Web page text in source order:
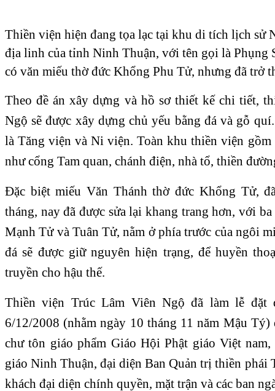
Thiền viện hiện đang tọa lạc tại khu di tích lịch sử
địa linh của tỉnh Ninh Thuận, với tên gọi là Phụng
có văn miếu thờ đức Khổng Phu Tử, nhưng đã trở
Theo đề án xây dựng và hồ sơ thiết kế chi tiết,
Ngộ sẽ được xây dựng chủ yếu bằng đá và gỗ
là Tăng viện và Ni viện. Toàn khu thiền viện
như cổng Tam quan, chánh điện, nhà tổ, thiền
Đặc biệt miếu Văn Thánh thờ đức Khổng Tử,
tháng, nay đã được sửa lại khang trang hơn, với
Mạnh Tử và Tuân Tử, nằm ở phía trước của ngôi
đá sẽ được giữ nguyên hiện trạng, để huyền
truyền cho hậu thế.
Thiền viện Trúc Lâm Viên Ngộ đã làm lễ đặt
6/12/2008 (nhằm ngày 10 tháng 11 năm Mậu
chư tôn giáo phẩm Giáo Hội Phật giáo Việt
giáo Ninh Thuận, đại diện Ban Quản trị thiền phái
khách đại diện chính quyền, mặt trận và các ban